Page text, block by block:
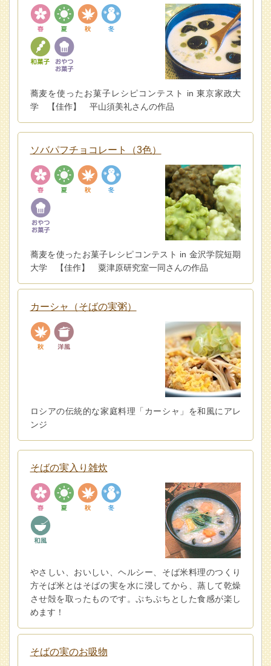
蕎麦を使ったお菓子レシピコンテスト in 東京家政大
学 【佳作】 平山須美礼さんの作品
ソバパフチョコレート（3色）
蕎麦を使ったお菓子レシピコンテスト in 金沢学院短期
大学 【佳作】 粟津原研究室一同さんの作品
カーシャ（そばの実粥）
ロシアの伝統的な家庭料理「カーシャ」を和風にアレ
ンジ
そばの実入り雑炊
やさしい、おいしい、ヘルシー、そば米料理のつくり
方そば米とはそばの実を水に浸してから、蒸して乾燥
させ殻を取ったものです。ぷちぷちとした食感が楽し
めます！
そばの実のお吸物